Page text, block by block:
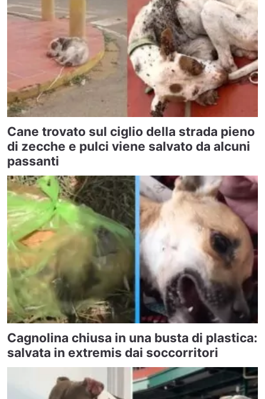
Cane trovato sul ciglio della strada pieno
di zecche e pulci viene salvato da alcuni
passanti
Cagnolina chiusa in una busta di plastica:
salvata in extremis dai soccorritori